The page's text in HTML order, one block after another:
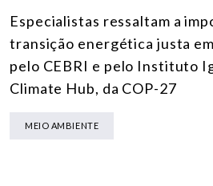
Especialistas ressaltam a
transição energética justa
pelo CEBRI e pelo Instituto
Climate Hub, da COP-27
MEIO AMBIENTE